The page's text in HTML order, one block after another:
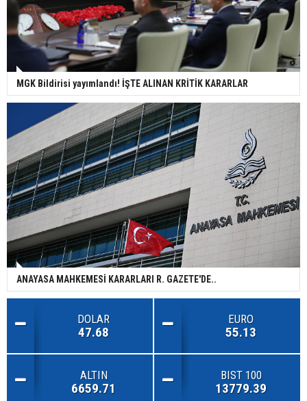
MGK Bildirisi yayımlandı! İŞTE ALINAN KRİTİK KARARLAR
ANAYASA MAHKEMESİ KARARLARI R. GAZETE'DE..
DOLAR
47.68
EURO
55.13
ALTIN
6659.71
BIST 100
13779.39